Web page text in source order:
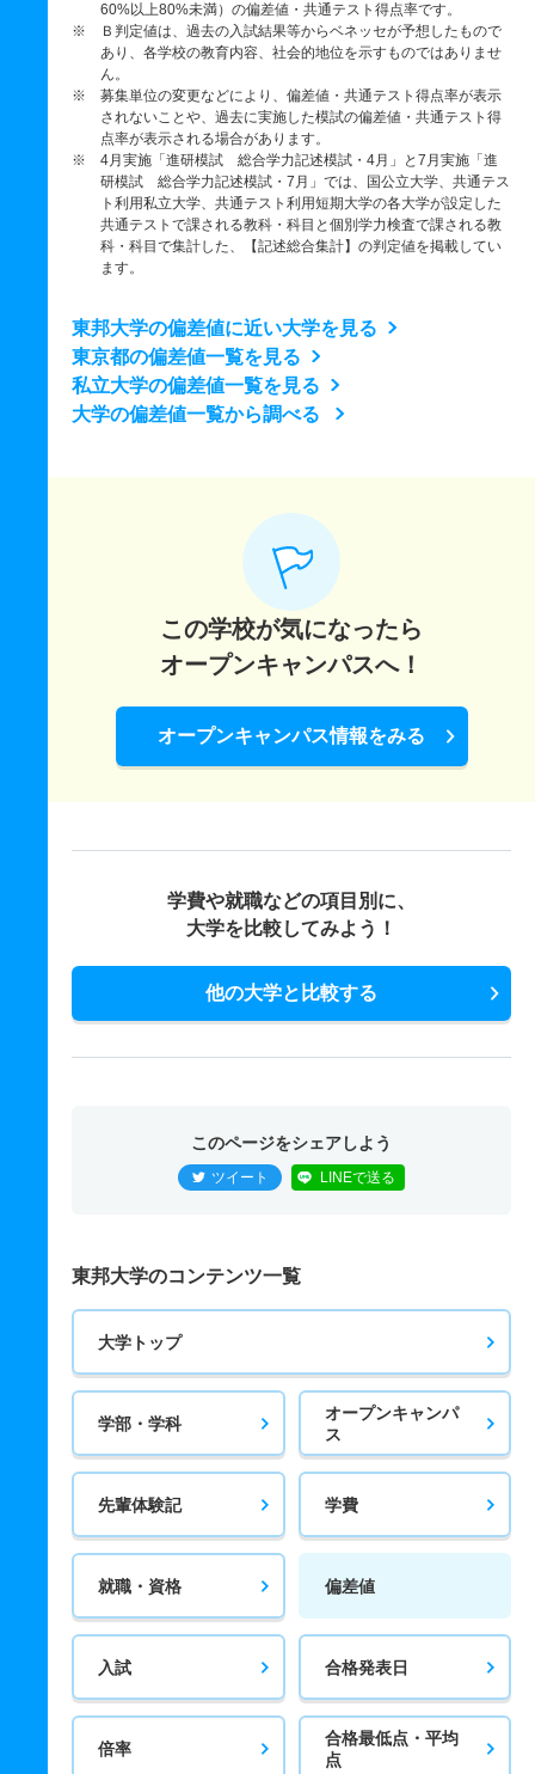
60%以上80%未満）の偏差値・共通テスト得点率です。
※ Ｂ判定値は、過去の入試結果等からベネッセが予想したもので
あり、各学校の教育内容、社会的地位を示すものではありませ
ん。
※ 募集単位の変更などにより、偏差値・共通テスト得点率が表示
されないことや、過去に実施した模試の偏差値・共通テスト得
点率が表示される場合があります。
※ 4月実施「進研模試 総合学力記述模試・4月」と7月実施「進
研模試 総合学力記述模試・7月」では、国公立大学、共通テス
ト利用私立大学、共通テスト利用短期大学の各大学が設定した
共通テストで課される教科・科目と個別学力検査で課される教
科・科目で集計した、【記述総合集計】の判定値を掲載してい
ます。
東邦大学の偏差値に近い大学を見る
東京都の偏差値一覧を見る
私立大学の偏差値一覧を見る
大学の偏差値一覧から調べる
この学校が気になったら
オープンキャンパスへ！
オープンキャンパス情報をみる
学費や就職などの項目別に、
大学を比較してみよう！
他の大学と比較する
このページをシェアしよう
ツイート LINEで送る
東邦大学のコンテンツ一覧
大学トップ
学部・学科
オープンキャンパ
ス
先輩体験記 学費
就職・資格 偏差値
入試 合格発表日
倍率
合格最低点・平均
点